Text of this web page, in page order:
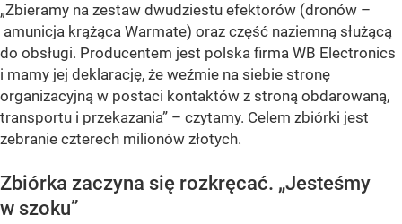
„Zbieramy na zestaw dwudziestu efektorów (dronów –
amunicja krążąca Warmate) oraz część naziemną służącą
do obsługi. Producentem jest polska firma WB Electronics
i mamy jej deklarację, że weźmie na siebie stronę
organizacyjną w postaci kontaktów z stroną obdarowaną,
transportu i przekazania” – czytamy. Celem zbiórki jest
zebranie czterech milionów złotych.
Zbiórka zaczyna się rozkręcać. „Jesteśmy
w szoku”